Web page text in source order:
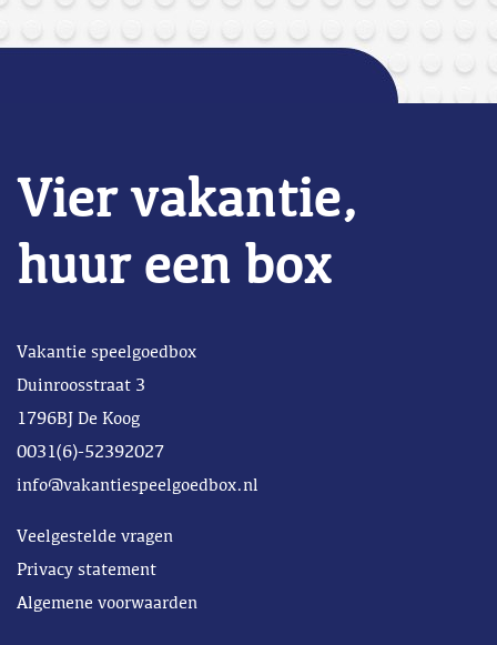
Vier vakantie,
huur een box
Vakantie speelgoedbox
Duinroosstraat 3
1796BJ De Koog
0031(6)-52392027
info@vakantiespeelgoedbox.nl
Veelgestelde vragen
Privacy statement
Algemene voorwaarden